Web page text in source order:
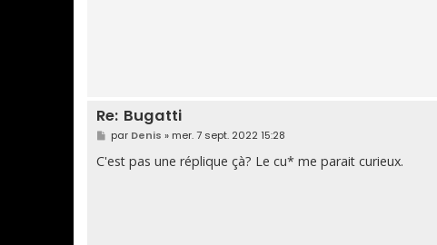
Re: Bugatti
M
e
s
s
par Denis » mer. 7 sept. 2022 15:28
C'est pas une réplique çà? Le cu* me parait curieux.